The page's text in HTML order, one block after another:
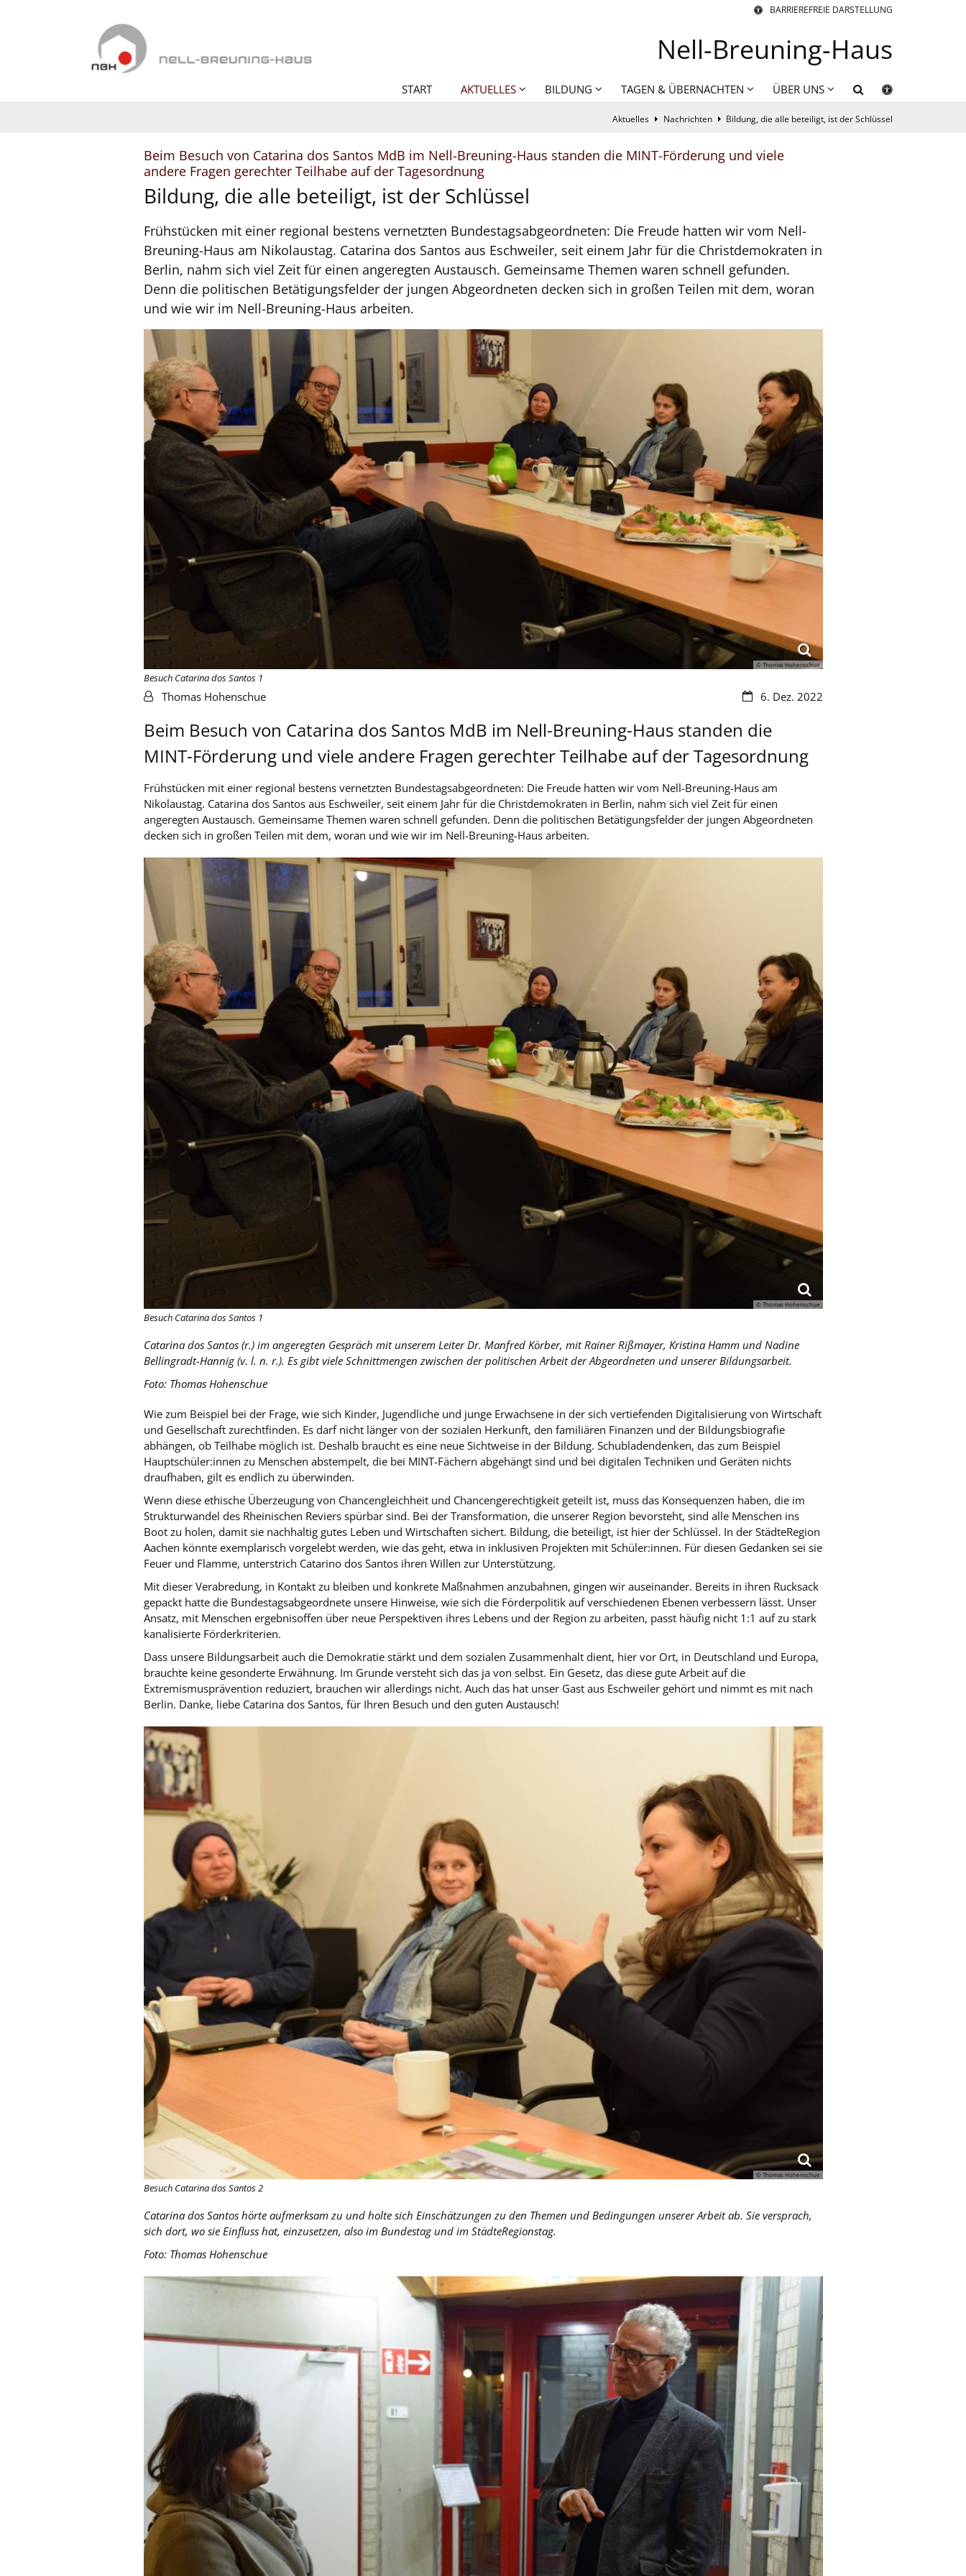
BARRIEREFREIE DARSTELLUNG
Nell-Breuning-Haus
START AKTUELLES BILDUNG TAGEN & ÜBERNACHTEN ÜBER UNS
Aktuelles Nachrichten Bildung, die alle beteiligt, ist der Schlüssel
Beim Besuch von Catarina dos Santos MdB im Nell-Breuning-Haus standen die MINT-Förderung und viele
andere Fragen gerechter Teilhabe auf der Tagesordnung:
Bildung, die alle beteiligt, ist der Schlüssel
Frühstücken mit einer regional bestens vernetzten Bundestagsabgeordneten: Die Freude hatten wir vom Nell-
Breuning-Haus am Nikolaustag. Catarina dos Santos aus Eschweiler, seit einem Jahr für die Christdemokraten in
Berlin, nahm sich viel Zeit für einen angeregten Austausch. Gemeinsame Themen waren schnell gefunden.
Denn die politischen Betätigungsfelder der jungen Abgeordneten decken sich in großen Teilen mit dem, woran
und wie wir im Nell-Breuning-Haus arbeiten.
© Thomas Hohenschue
Besuch Catarina dos Santos 1
Datum:6. Dez. 2022
Von:Thomas Hohenschue
Beim Besuch von Catarina dos Santos MdB im Nell-Breuning-Haus standen die
MINT-Förderung und viele andere Fragen gerechter Teilhabe auf der Tagesordnung
Frühstücken mit einer regional bestens vernetzten Bundestagsabgeordneten: Die Freude hatten wir vom Nell-Breuning-Haus am
Nikolaustag. Catarina dos Santos aus Eschweiler, seit einem Jahr für die Christdemokraten in Berlin, nahm sich viel Zeit für einen
angeregten Austausch. Gemeinsame Themen waren schnell gefunden. Denn die politischen Betätigungsfelder der jungen Abgeordneten
decken sich in großen Teilen mit dem, woran und wie wir im Nell-Breuning-Haus arbeiten.
© Thomas Hohenschue
Besuch Catarina dos Santos 1
Catarina dos Santos (r.) im angeregten Gespräch mit unserem Leiter Dr. Manfred Körber, mit Rainer Rißmayer, Kristina Hamm und Nadine
Bellingradt-Hannig (v. l. n. r.). Es gibt viele Schnittmengen zwischen der politischen Arbeit der Abgeordneten und unserer Bildungsarbeit.
Foto: Thomas Hohenschue
Wie zum Beispiel bei der Frage, wie sich Kinder, Jugendliche und junge Erwachsene in der sich vertiefenden Digitalisierung von Wirtschaft
und Gesellschaft zurechtfinden. Es darf nicht länger von der sozialen Herkunft, den familiären Finanzen und der Bildungsbiografie
abhängen, ob Teilhabe möglich ist. Deshalb braucht es eine neue Sichtweise in der Bildung. Schubladendenken, das zum Beispiel
Hauptschüler:innen zu Menschen abstempelt, die bei MINT-Fächern abgehängt sind und bei digitalen Techniken und Geräten nichts
draufhaben, gilt es endlich zu überwinden.
Wenn diese ethische Überzeugung von Chancengleichheit und Chancengerechtigkeit geteilt ist, muss das Konsequenzen haben, die im
Strukturwandel des Rheinischen Reviers spürbar sind. Bei der Transformation, die unserer Region bevorsteht, sind alle Menschen ins
Boot zu holen, damit sie nachhaltig gutes Leben und Wirtschaften sichert. Bildung, die beteiligt, ist hier der Schlüssel. In der StädteRegion
Aachen könnte exemplarisch vorgelebt werden, wie das geht, etwa in inklusiven Projekten mit Schüler:innen. Für diesen Gedanken sei sie
Feuer und Flamme, unterstrich Catarino dos Santos ihren Willen zur Unterstützung.
Mit dieser Verabredung, in Kontakt zu bleiben und konkrete Maßnahmen anzubahnen, gingen wir auseinander. Bereits in ihren Rucksack
gepackt hatte die Bundestagsabgeordnete unsere Hinweise, wie sich die Förderpolitik auf verschiedenen Ebenen verbessern lässt. Unser
Ansatz, mit Menschen ergebnisoffen über neue Perspektiven ihres Lebens und der Region zu arbeiten, passt häufig nicht 1:1 auf zu stark
kanalisierte Förderkriterien.
Dass unsere Bildungsarbeit auch die Demokratie stärkt und dem sozialen Zusammenhalt dient, hier vor Ort, in Deutschland und Europa,
brauchte keine gesonderte Erwähnung. Im Grunde versteht sich das ja von selbst. Ein Gesetz, das diese gute Arbeit auf die
Extremismusprävention reduziert, brauchen wir allerdings nicht. Auch das hat unser Gast aus Eschweiler gehört und nimmt es mit nach
Berlin. Danke, liebe Catarina dos Santos, für Ihren Besuch und den guten Austausch!
© Thomas Hohenschue
Besuch Catarina dos Santos 2
Catarina dos Santos hörte aufmerksam zu und holte sich Einschätzungen zu den Themen und Bedingungen unserer Arbeit ab. Sie versprach,
sich dort, wo sie Einfluss hat, einzusetzen, also im Bundestag und im StädteRegionstag.
Foto: Thomas Hohenschue